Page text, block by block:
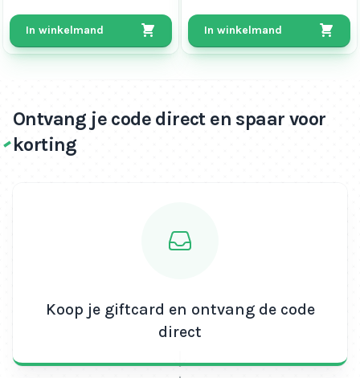
In winkelmand In winkelmand
Ontvang je code direct en spaar voor
korting
Koop je giftcard en ontvang de code
direct